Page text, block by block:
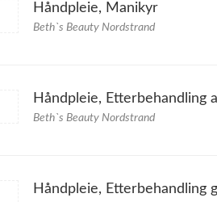
Håndpleie, Manikyr
Beth`s Beauty Nordstrand
Håndpleie, Etterbehandling
Beth`s Beauty Nordstrand
Håndpleie, Etterbehandling